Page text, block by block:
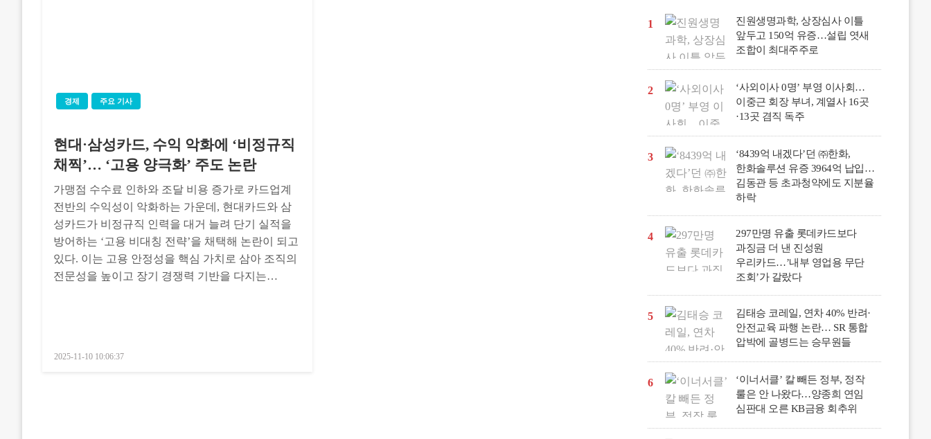
경제 주요 기사
현대·삼성카드, 수익 악화에 ‘비정규직
채찍’… ‘고용 양극화’ 주도 논란
가맹점 수수료 인하와 조달 비용 증가로 카드업계
전반의 수익성이 악화하는 가운데, 현대카드와 삼
성카드가 비정규직 인력을 대거 늘려 단기 실적을
방어하는 ‘고용 비대칭 전략’을 채택해 논란이 되고
있다. 이는 고용 안정성을 핵심 가치로 삼아 조직의
전문성을 높이고 장기 경쟁력 기반을 다지는…
Posted
2025-11-10 10:06:37
1
진원생명과학, 상장심사 이틀
앞두고 150억 유증…설립 엿새
조합이 최대주주로
2
‘사외이사 0명’ 부영 이사회…
이중근 회장 부녀, 계열사 16곳
·13곳 겸직 독주
3
‘8439억 내겠다’던 ㈜한화,
한화솔루션 유증 3964억 납입…
김동관 등 초과청약에도 지분율
하락
4
297만명 유출 롯데카드보다
과징금 더 낸 진성원
우리카드…’내부 영업용 무단
조회’가 갈랐다
5
김태승 코레일, 연차 40% 반려·
안전교육 파행 논란… SR 통합
압박에 골병드는 승무원들
6
‘이너서클’ 칼 빼든 정부, 정작
룰은 안 나왔다…양종희 연임
심판대 오른 KB금융 회추위